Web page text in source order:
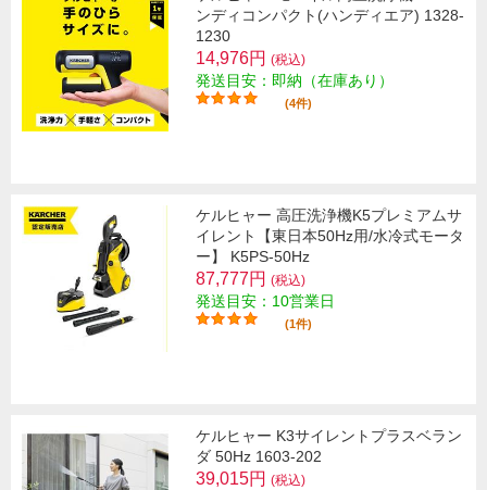
ンディコンパクト(ハンディエア) 1328-
1230
14,976円 (税込)
発送目安：即納（在庫あり）
(4件)
ケルヒャー 高圧洗浄機K5プレミアムサ
イレント【東日本50Hz用/水冷式モータ
ー】 K5PS-50Hz
87,777円 (税込)
発送目安：10営業日
(1件)
ケルヒャー K3サイレントプラスベラン
ダ 50Hz 1603-202
39,015円 (税込)